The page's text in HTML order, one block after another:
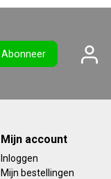
Abonneer
Mijn account
Inloggen
Mijn bestellingen